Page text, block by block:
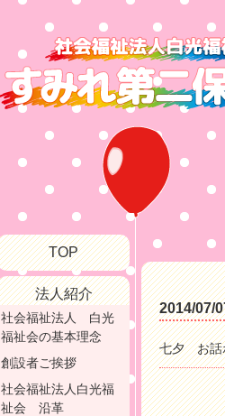
2014/07/
七夕 お話
TOP
法人紹介
社会福祉法人 白光
福祉会の基本理念
創設者ご挨拶
社会福祉法人白光福
祉会 沿革